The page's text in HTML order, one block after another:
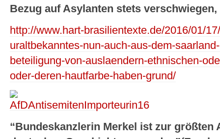
Bezug auf Asylanten stets
http://www.hart-brasilientexte.de/2016/01/
uraltbekanntes-nun-auch-aus-dem-
beteiligung-von-auslaendern-ethnischen-
oder-deren-hautfarbe-haben-grund/
“Bundeskanzlerin Merkel ist zur